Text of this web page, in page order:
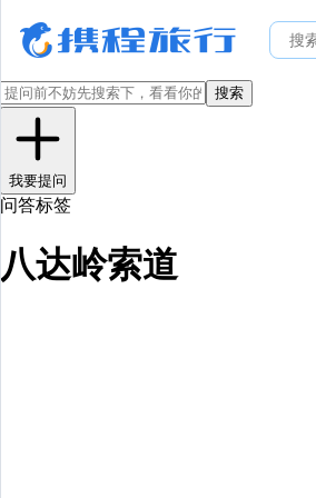
搜索
我要提问
问答标签
八达岭索道